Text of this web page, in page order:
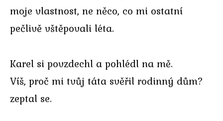
moje vlastnost, ne něco, co mi ostatní
pečlivě vštěpovali léta.
Karel si povzdechl a pohlédl na mě.
Víš, proč mi tvůj táta svěřil rodinný dům?
zeptal se.